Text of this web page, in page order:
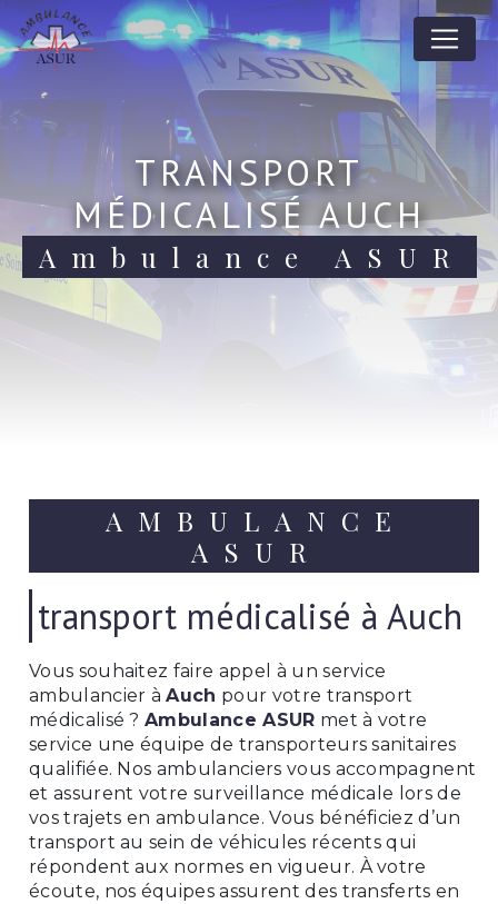
TRANSPORT
MÉDICALISÉ AUCH
Ambulance ASUR
AMBULANCE
ASUR
transport médicalisé à Auch
Vous souhaitez faire appel à un service
ambulancier àAuch pour votre transport
médicalisé ?Ambulance ASUR met à votre
service une équipe de transporteurs sanitaires
qualifiée. Nos ambulanciers vous accompagnent
et assurent votre surveillance médicale lors de
vos trajets en ambulance. Vous bénéficiez d’un
transport au sein de véhicules récents qui
répondent aux normes en vigueur. À votre
écoute, nos équipes assurent des transferts en
Panneau de gestion des cookies